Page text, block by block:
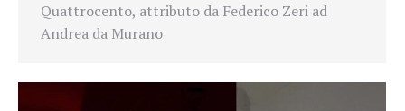
Quattrocento, attributo da Federico Zeri ad
Andrea da Murano